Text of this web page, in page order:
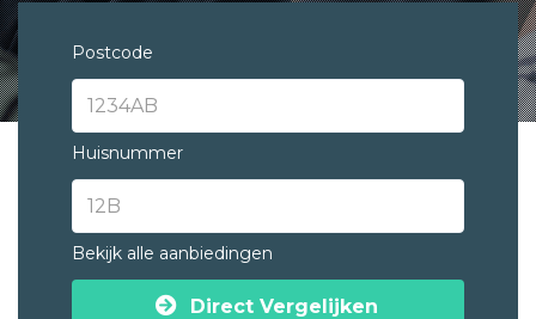
Postcode
Huisnummer
Bekijk alle aanbiedingen
Direct Vergelijken